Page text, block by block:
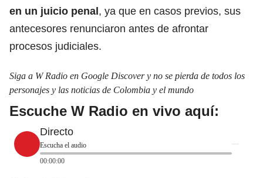
en un juicio penal, ya que en casos previos, sus
antecesores renunciaron antes de afrontar
procesos judiciales.
Siga a W Radio en Google Discover y no se pierda de todos los
personajes y las noticias de Colombia y el mundo
Escuche W Radio en vivo aquí:
Directo
Escucha el audio
00:00:00